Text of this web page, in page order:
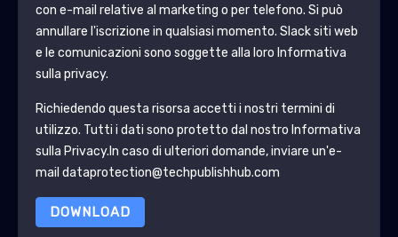
con e-mail relative al marketing o per telefono. Si può
annullare l'iscrizione in qualsiasi momento. Slacksiti web
e le comunicazioni sono soggette alla loro Informativa
sulla privacy.
Richiedendo questa risorsa accetti i nostri termini di
utilizzo. Tutti i dati sono protetto dal nostro Informativa
sulla Privacy.In caso di ulteriori domande, inviare un'e-
mail dataprotection@techpublishhub.com
DOWNLOAD